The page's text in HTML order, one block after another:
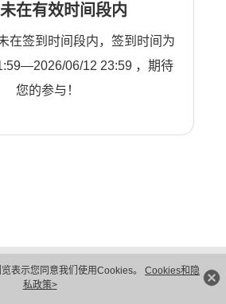
表示您同意我们使用Cookies。 Cookies和隐
私政策>
在有效时间段内
在签到时间段内，签到时间为
06/12 23:59 ，期待
您的参与！
隐私保护
法律声明